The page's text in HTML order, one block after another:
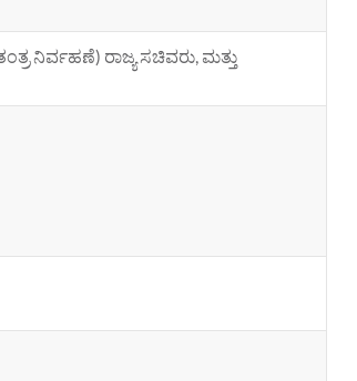
ನಿರ್ವಹಣೆ) ರಾಜ್ಯ ಸಚಿವರು, ಮತ್ತು